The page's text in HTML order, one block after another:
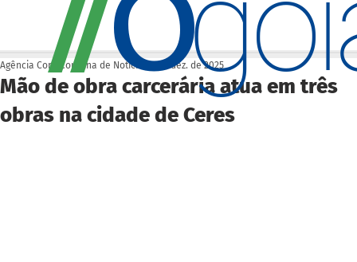
Mão de obra carcerária atua em três
obras na cidade de Ceres
Agência Cora Coralina de Notícias 3 de dez. de 2025